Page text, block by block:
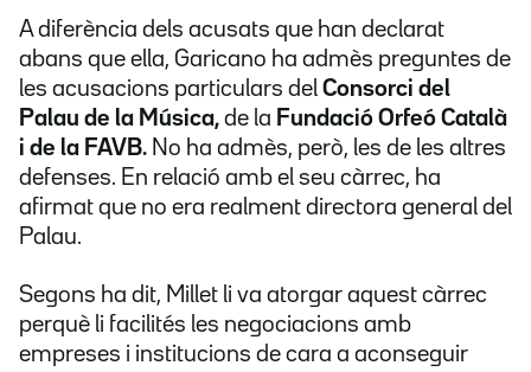
A diferència dels acusats que han declarat
abans que ella, Garicano ha admès preguntes de
les acusacions particulars del Consorci del
Palau de la Música, de la Fundació Orfeó Català
i de la FAVB. No ha admès, però, les de les altres
defenses. En relació amb el seu càrrec, ha
afirmat que no era realment directora general del
Palau.
Segons ha dit, Millet li va atorgar aquest càrrec
perquè li facilités les negociacions amb
empreses i institucions de cara a aconseguir